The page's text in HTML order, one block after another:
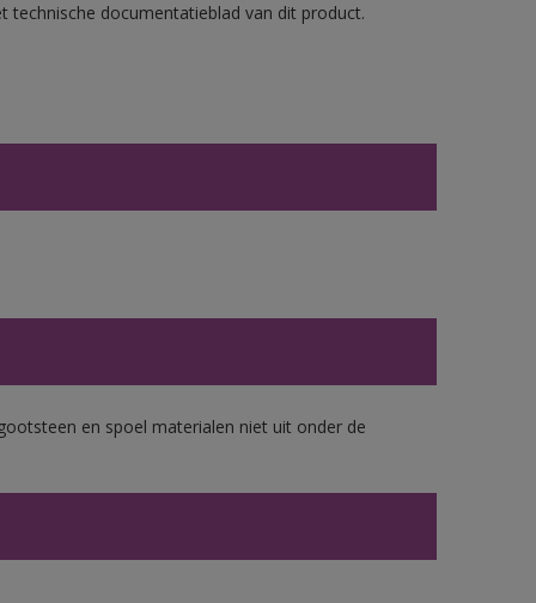
technische documentatieblad van dit product.
en spoel materialen niet uit onder de